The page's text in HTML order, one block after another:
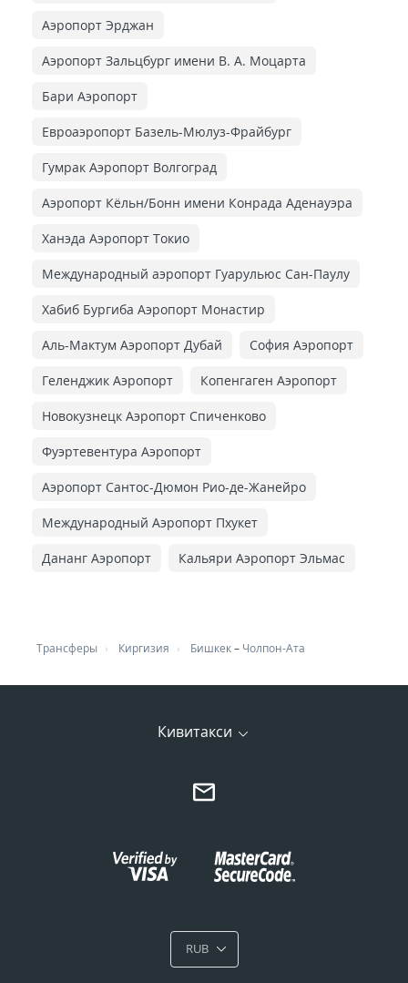
Аэропорт Эрджан
Аэропорт Зальцбург имени В. А. Моцарта
Бари Аэропорт
Евроаэропорт Базель-Мюлуз-Фрайбург
Гумрак Аэропорт Волгоград
Аэропорт Кёльн/Бонн имени Конрада Аденауэра
Ханэда Аэропорт Токио
Международный аэропорт Гуарульюс Сан-Паулу
Хабиб Бургиба Аэропорт Монастир
Аль-Мактум Аэропорт Дубай София Аэропорт
Геленджик Аэропорт Копенгаген Аэропорт
Новокузнецк Аэропорт Спиченково
Фуэртевентура Аэропорт
Аэропорт Сантос-Дюмон Рио-де-Жанейро
Международный Аэропорт Пхукет
Дананг Аэропорт Кальяри Аэропорт Эльмас
Трансферы Киргизия Бишкек– Чолпон-Ата
Кивитакси
RUB